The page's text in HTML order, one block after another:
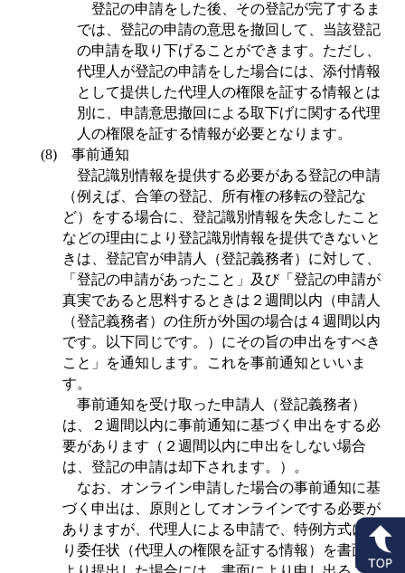
登記の申請をした後、その登記が完了するま
では、登記の申請の意思を撤回して、当該登記
の申請を取り下げることができます。ただし、
代理人が登記の申請をした場合には、添付情報
として提供した代理人の権限を証する情報とは
別に、申請意思撤回による取下げに関する代理
人の権限を証する情報が必要となります。
(8) 事前通知
登記識別情報を提供する必要がある登記の申請
（例えば、合筆の登記、所有権の移転の登記な
ど）をする場合に、登記識別情報を失念したこと
などの理由により登記識別情報を提供できないと
きは、登記官が申請人（登記義務者）に対して、
「登記の申請があったこと」及び「登記の申請が
真実であると思料するときは２週間以内（申請人
（登記義務者）の住所が外国の場合は４週間以内
です。以下同じです。）にその旨の申出をすべき
こと」を通知します。これを事前通知といいま
す。
事前通知を受け取った申請人（登記義務者）
は、２週間以内に事前通知に基づく申出をする必
要があります（２週間以内に申出をしない場合
は、登記の申請は却下されます。）。
なお、オンライン申請した場合の事前通知に基
づく申出は、原則としてオンラインでする必要が
ありますが、代理人による申請で、特例方式によ
り委任状（代理人の権限を証する情報）を書面に